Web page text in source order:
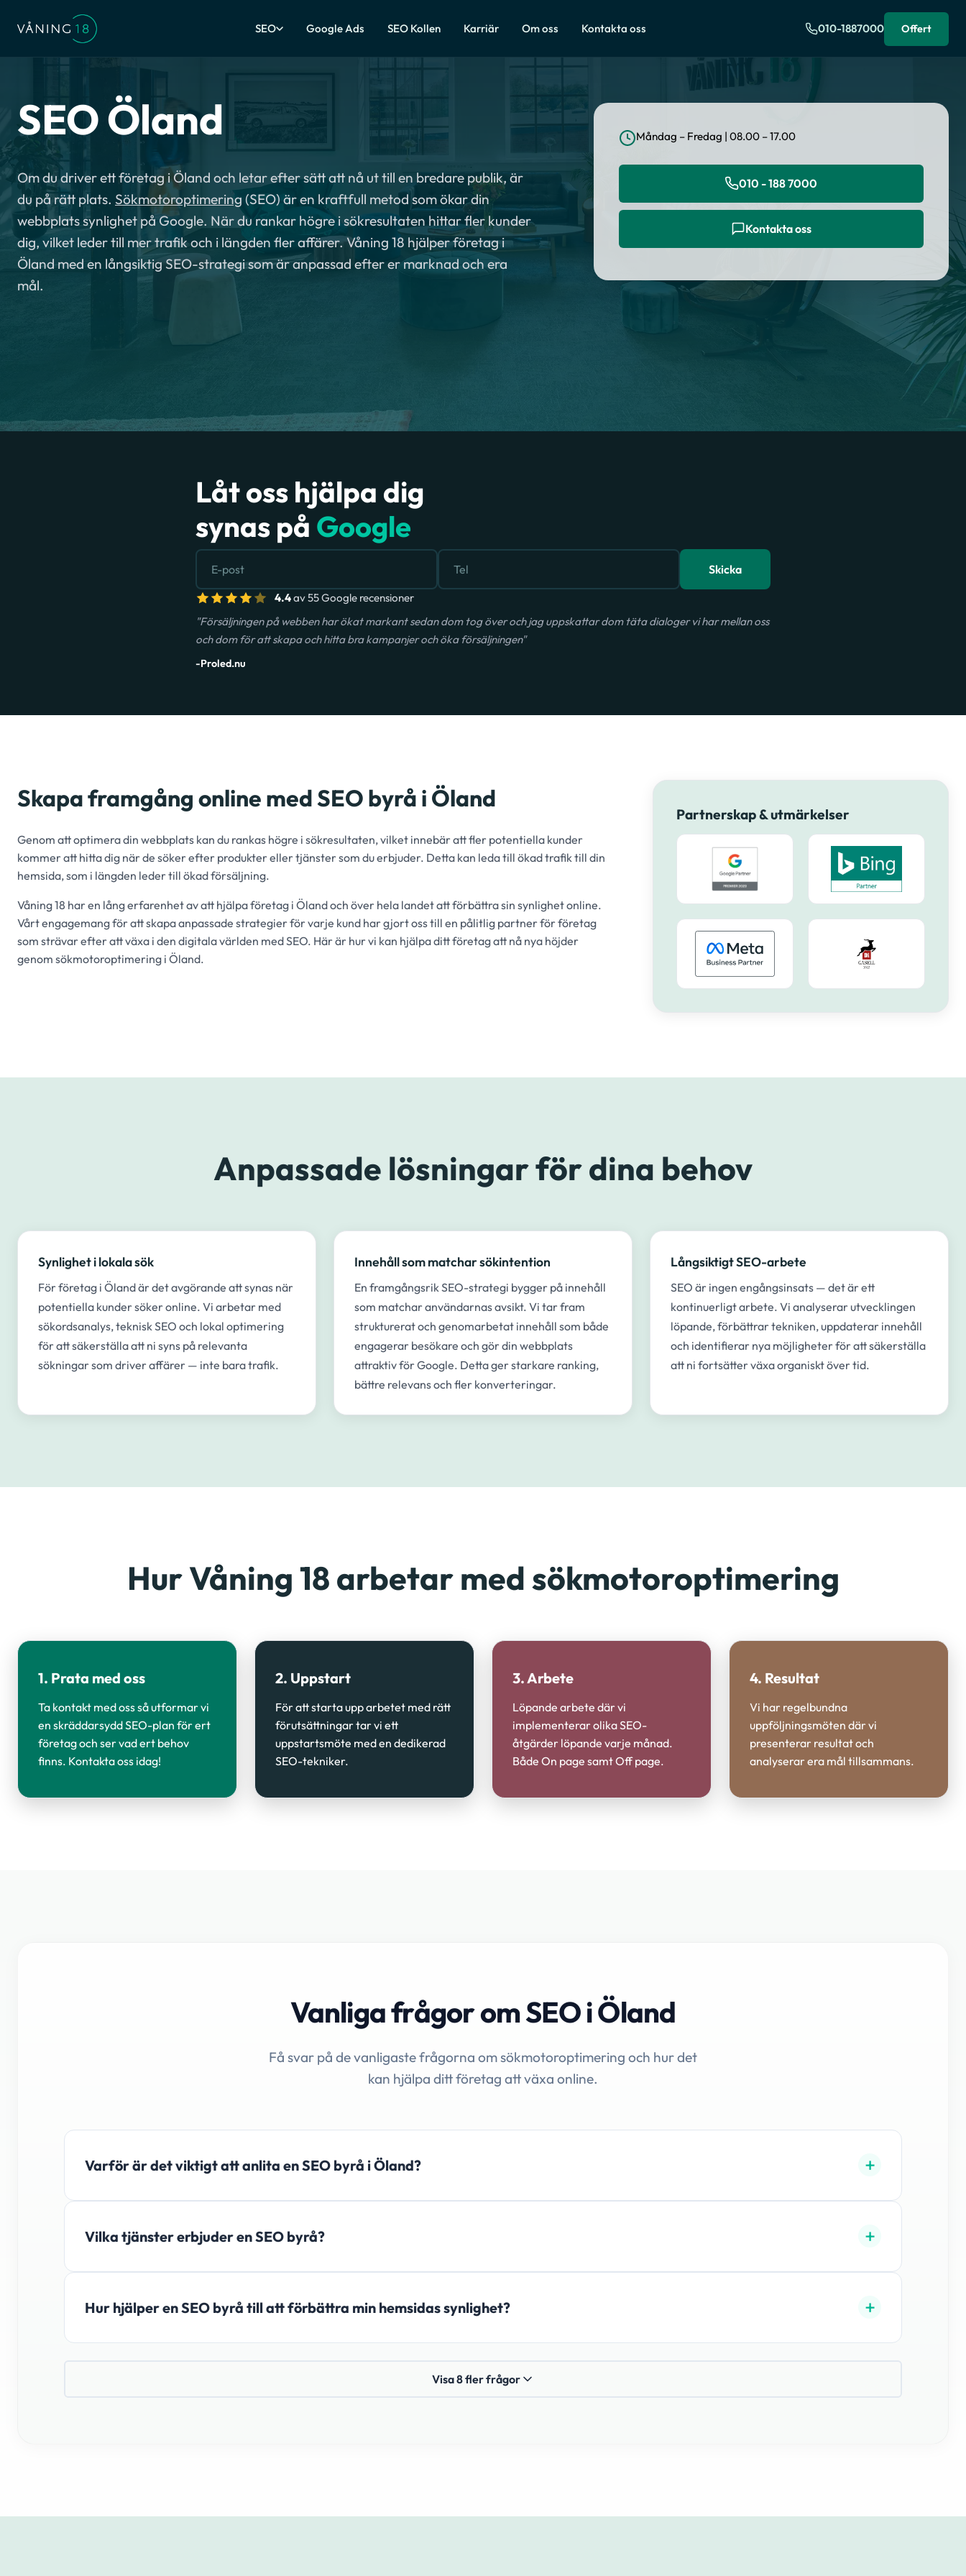
SEO Google Ads SEO Kollen Karriär Om oss Kontakta oss 010-1887000 Offert
SEO Öland
Om du driver ett företag i Öland och letar efter sätt att nå ut till en bredare publik, är
du på rätt plats. Sökmotoroptimering (SEO) är en kraftfull metod som ökar din
webbplats synlighet på Google. När du rankar högre i sökresultaten hittar fler kunder
dig, vilket leder till mer trafik och i längden fler affärer. Våning 18 hjälper företag i
Öland med en långsiktig SEO-strategi som är anpassad efter er marknad och era
mål.
Måndag – Fredag | 08.00 – 17.00
010 - 188 7000
Kontakta oss
Låt oss hjälpa dig
synas på Google
Skicka
4.4av 55 Google recensioner
"Försäljningen på webben har ökat markant sedan dom tog över och jag uppskattar dom täta dialoger vi har mellan oss
och dom för att skapa och hitta bra kampanjer och öka försäljningen"
-Proled.nu
Skapa framgång online med SEO byrå i Öland
Genom att optimera din webbplats kan du rankas högre i sökresultaten, vilket innebär att fler potentiella kunder
kommer att hitta dig när de söker efter produkter eller tjänster som du erbjuder. Detta kan leda till ökad trafik till din
hemsida, som i längden leder till ökad försäljning.
Våning 18 har en lång erfarenhet av att hjälpa företag i Öland och över hela landet att förbättra sin synlighet online.
Vårt engagemang för att skapa anpassade strategier för varje kund har gjort oss till en pålitlig partner för företag
som strävar efter att växa i den digitala världen med SEO. Här är hur vi kan hjälpa ditt företag att nå nya höjder
genom sökmotoroptimering i Öland.
Partnerskap & utmärkelser
Anpassade lösningar för dina behov
Synlighet i lokala sök
För företag i Öland är det avgörande att synas när
potentiella kunder söker online. Vi arbetar med
sökordsanalys, teknisk SEO och lokal optimering
för att säkerställa att ni syns på relevanta
sökningar som driver affärer — inte bara trafik.
Innehåll som matchar sökintention
En framgångsrik SEO-strategi bygger på innehåll
som matchar användarnas avsikt. Vi tar fram
strukturerat och genomarbetat innehåll som både
engagerar besökare och gör din webbplats
attraktiv för Google. Detta ger starkare ranking,
bättre relevans och fler konverteringar.
Långsiktigt SEO-arbete
SEO är ingen engångsinsats — det är ett
kontinuerligt arbete. Vi analyserar utvecklingen
löpande, förbättrar tekniken, uppdaterar innehåll
och identifierar nya möjligheter för att säkerställa
att ni fortsätter växa organiskt över tid.
Hur Våning 18 arbetar med sökmotoroptimering
1. Prata med oss
Ta kontakt med oss så utformar vi
en skräddarsydd SEO-plan för ert
företag och ser vad ert behov
finns. Kontakta oss idag!
2. Uppstart
För att starta upp arbetet med rätt
förutsättningar tar vi ett
uppstartsmöte med en dedikerad
SEO-tekniker.
3. Arbete
Löpande arbete där vi
implementerar olika SEO-
åtgärder löpande varje månad.
Både On page samt Off page.
4. Resultat
Vi har regelbundna
uppföljningsmöten där vi
presenterar resultat och
analyserar era mål tillsammans.
Vanliga frågor om SEO i Öland
Få svar på de vanligaste frågorna om sökmotoroptimering och hur det
kan hjälpa ditt företag att växa online.
Varför är det viktigt att anlita en SEO byrå i Öland?
Vilka tjänster erbjuder en SEO byrå?
Hur hjälper en SEO byrå till att förbättra min hemsidas synlighet?
Visa 8 fler frågor